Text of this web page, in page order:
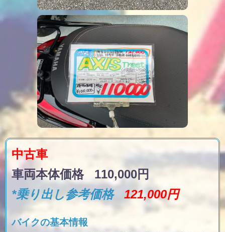
中古車
車両本体価格 110,000円
*乗り出し参考価格
121,000円
バイクの基本情報